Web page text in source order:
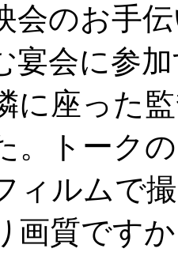
のお手
宴会に参
に座った
。トーク
ィルムで
画質です